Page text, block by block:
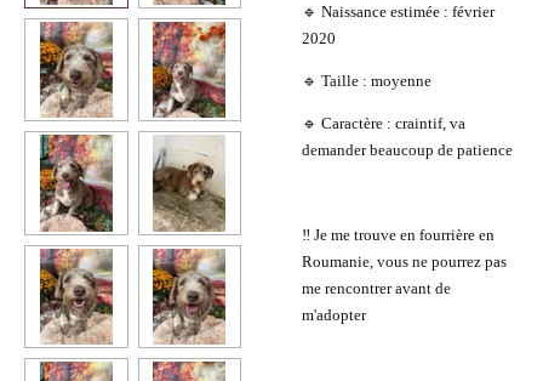
🔹 Naissance estimée : février
2020
🔹 Taille : moyenne
🔹 Caractère : craintif, va
demander beaucoup de patience
‼️ Je me trouve en fourrière en
Roumanie, vous ne pourrez pas
me rencontrer avant de
m'adopter